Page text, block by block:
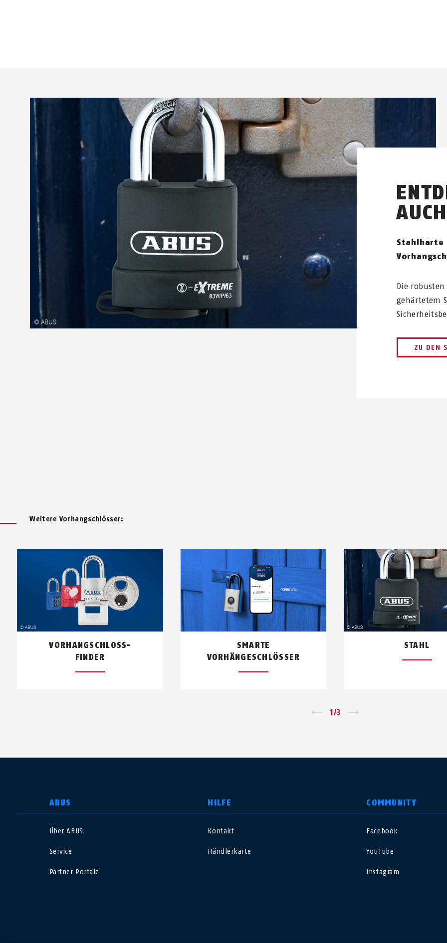
Stahlharte
Die robusten
gehärtetem
ZU DEN
Weitere Vor­hang­schlösser:
VORHANGSCHLOSS-
FINDER
SMARTE
VORHÄNGESCHLÖSSER
STAHL
1/3
ABUS
Über ABUS
Service
Partner Portale
HILFE
Kontakt
Händlerkarte
COMMUNITY
Facebook
YouTube
Instagram
LAND AUSWÄHLEN
Canada